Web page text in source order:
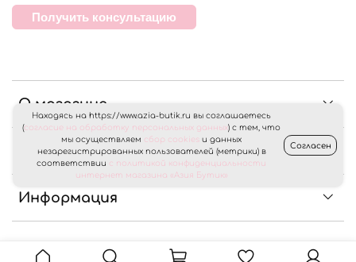
О магазине
Клиентам
Информация
Получить консультацию
Находясь на https://www.azia-butik.ru вы соглашаетесь
(согласие на обработку персональных данных) с тем, что
мы осуществляем сбор cookies и данных
незарегистрированных пользователей (метрики) в
соответствии с политикой конфиденциальности
интернет магазина «Азия Бутик»
Согласен